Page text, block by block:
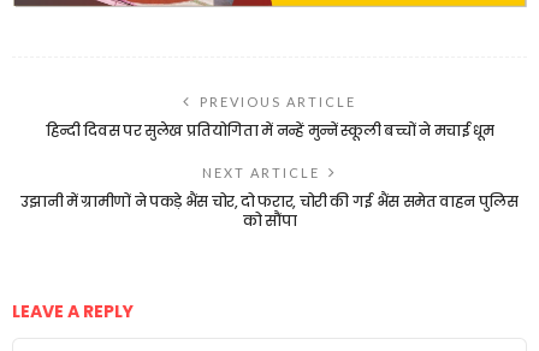
PREVIOUS ARTICLE
हिन्दी दिवस पर सुलेख प्रतियोगिता में नन्हें मुन्नें स्कूली बच्चों ने मचाई धूम
NEXT ARTICLE
उझानी में ग्रामीणों ने पकड़े भैंस चोर, दो फरार, चोरी की गई भैंस समेत वाहन पुलिस
को सौंपा
LEAVE A REPLY